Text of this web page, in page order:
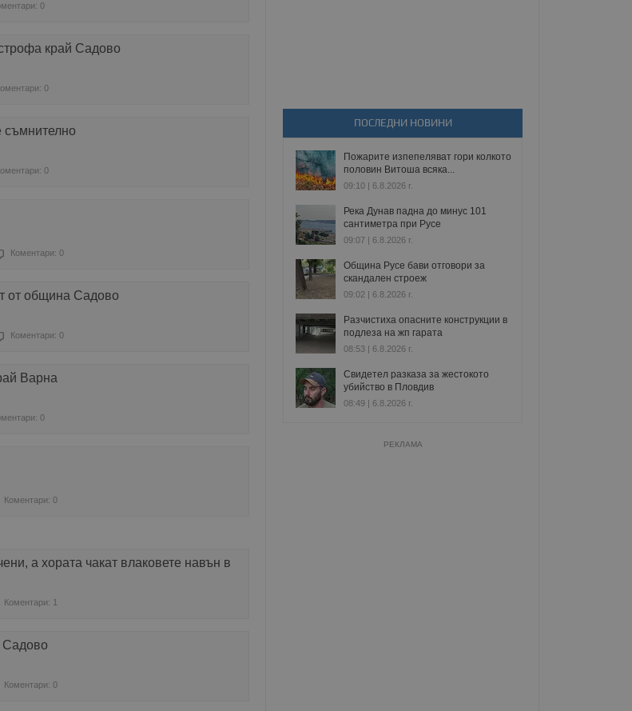
0
край Садово
0
съмнително
0
Коментари: 0
от община Садово
Коментари: 0
Варна
0
Коментари: 0
а хората чакат влаковете навън в
Коментари: 1
Садово
Коментари: 0
ПОСЛЕДНИ НОВИНИ
Пожарите изпепеляват гори колкото
половин Витоша всяка...
09:10 | 6.8.2026 г.
Река Дунав падна до минус 101
сантиметра при Русе
09:07 | 6.8.2026 г.
Община Русе бави отговори за
скандален строеж
09:02 | 6.8.2026 г.
Разчистиха опасните конструкции в
подлеза на жп гарата
08:53 | 6.8.2026 г.
Свидетел разказа за жестокото
убийство в Пловдив
08:49 | 6.8.2026 г.
РЕКЛАМА